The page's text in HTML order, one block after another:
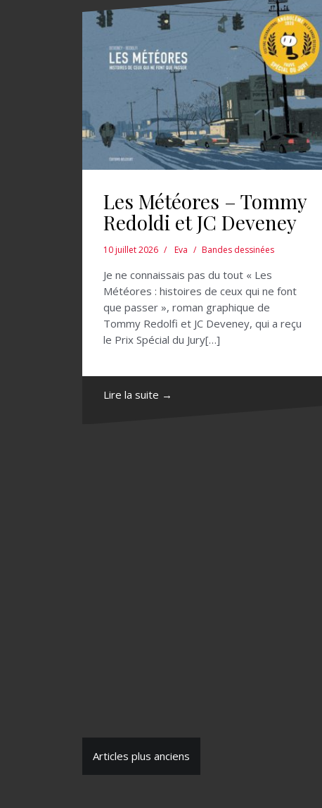
Les Météores – Tommy
Redoldi et JC Deveney
10 juillet 2026 Eva Bandes dessinées
Je ne connaissais pas du tout « Les
Météores : histoires de ceux qui ne font
que passer », roman graphique de
Tommy Redolfi et JC Deveney, qui a reçu
le Prix Spécial du Jury[…]
Lire la suite →
Articles plus anciens